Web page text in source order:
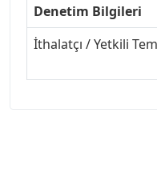
Denetim Bilgileri
İthalatçı / Yetkili